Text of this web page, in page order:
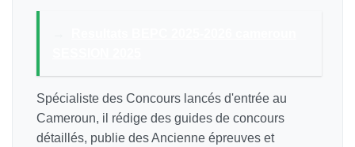
Spécialiste des Concours lancés d'entrée au
Cameroun, il rédige des guides de concours
détaillés, publie des Ancienne épreuves et